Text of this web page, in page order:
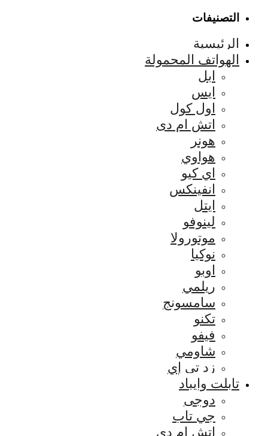
التصنيفات
الرئيسية
الهواتف المحمولة
ابل
ايس
اول كول
اتش ام دى
هونر
هواوي
اي كيو
انفينكس
ايتل
لينوفو
موتورولا
نوكيا
اوبو
ريلمي
سامسونج
تكنو
فيفو
شاومي
زد تي إي
تابلت وايباد
دوجى
جي تاب
اتش ام دى